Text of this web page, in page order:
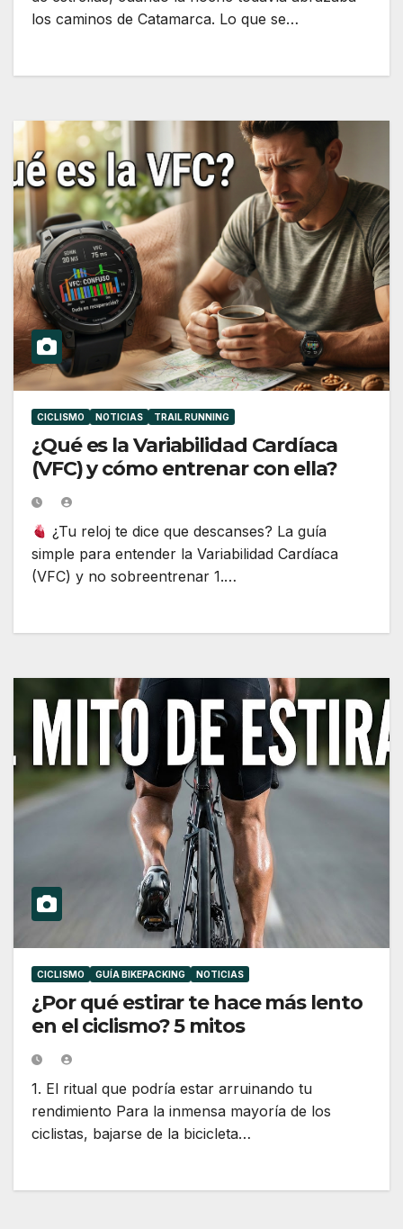
los caminos de Catamarca. Lo que se…
CICLISMO NOTICIAS TRAIL RUNNING
¿Qué es la Variabilidad Cardíaca
(VFC) y cómo entrenar con ella?
¿Tu reloj te dice que descanses? La guía
simple para entender la Variabilidad Cardíaca
(VFC) y no sobreentrenar 1.…
CICLISMO GUÍA BIKEPACKING NOTICIAS
¿Por qué estirar te hace más lento
en el ciclismo? 5 mitos
1. El ritual que podría estar arruinando tu
rendimiento Para la inmensa mayoría de los
ciclistas, bajarse de la bicicleta…